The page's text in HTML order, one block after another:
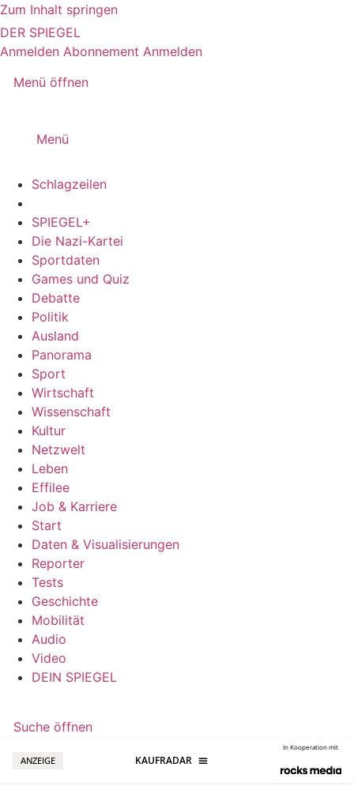
Zum Inhalt springen
DER SPIEGEL
Anmelden Abonnement Anmelden
Menü öffnen
Menü
Schlagzeilen
SPIEGEL+
Die Nazi-Kartei
Sportdaten
Games und Quiz
Debatte
Politik
Ausland
Panorama
Sport
Wirtschaft
Wissenschaft
Kultur
Netzwelt
Leben
Effilee
Job & Karriere
Start
Daten & Visualisierungen
Reporter
Tests
Geschichte
Mobilität
Audio
Video
DEIN SPIEGEL
Suche öffnen
ANZEIGE
In Kooperation mit